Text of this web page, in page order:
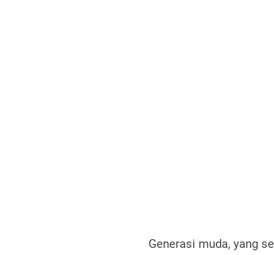
Generasi muda, yang